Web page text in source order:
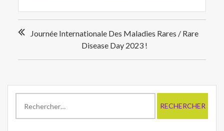
de
Journée Internationale Des Maladies Rares / Rare
Disease Day 2023 !